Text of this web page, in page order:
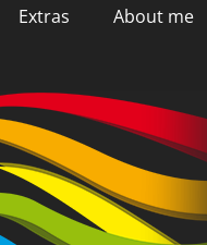
Extras About me